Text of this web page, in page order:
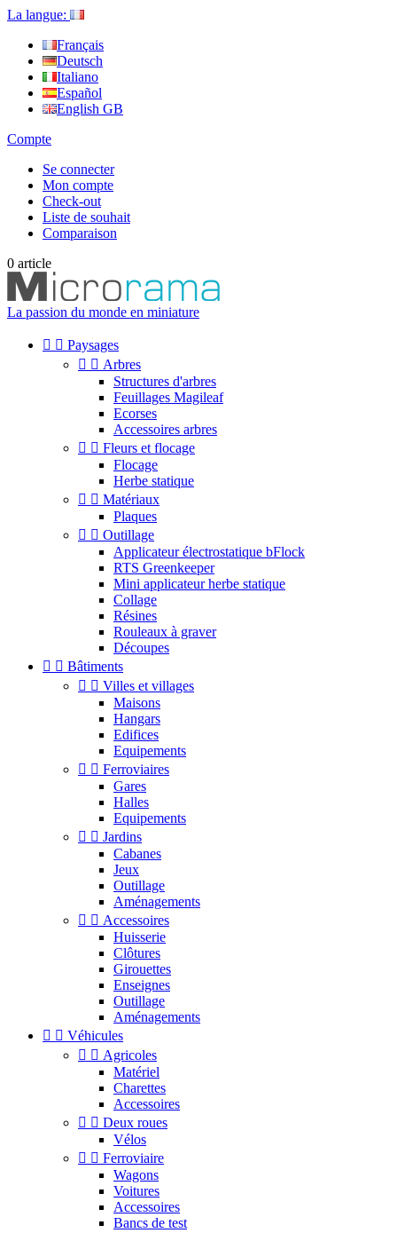
La langue:
Français
Deutsch
Italiano
Español
English GB
Compte
Se connecter
Mon compte
Check-out
Liste de souhait
Comparaison
0 article
La passion du monde en miniature
  Paysages
  Arbres
Structures d'arbres
Feuillages Magileaf
Ecorses
Accessoires arbres
  Fleurs et flocage
Flocage
Herbe statique
  Matériaux
Plaques
  Outillage
Applicateur électrostatique bFlock
RTS Greenkeeper
Mini applicateur herbe statique
Collage
Résines
Rouleaux à graver
Découpes
  Bâtiments
  Villes et villages
Maisons
Hangars
Edifices
Equipements
  Ferroviaires
Gares
Halles
Equipements
  Jardins
Cabanes
Jeux
Outillage
Aménagements
  Accessoires
Huisserie
Clôtures
Girouettes
Enseignes
Outillage
Aménagements
  Véhicules
  Agricoles
Matériel
Charettes
Accessoires
  Deux roues
Vélos
  Ferroviaire
Wagons
Voitures
Accessoires
Bancs de test